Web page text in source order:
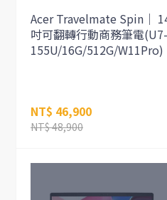
Acer Travelmate Spin｜
吋可翻轉行動商務筆電(U7-
155U/16G/512G/W11Pro)
NT$ 46,900
NT$ 48,900